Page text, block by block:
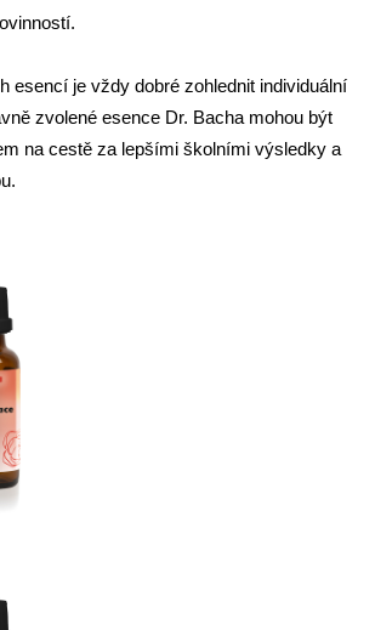
esencí je vždy dobré zohlednit individuální
zvolené esence Dr. Bacha mohou být
na cestě za lepšími školními výsledky a